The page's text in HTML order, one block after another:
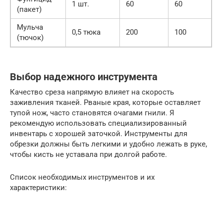
(пакет)
1 шт. 60 60
Мульча
(тючок)
0,5 тюка 200 100
Выбор надежного инструмента
Качество среза напрямую влияет на скорость
заживления тканей. Рваные края, которые оставляет
тупой нож, часто становятся очагами гнили. Я
рекомендую использовать специализированный
инвентарь с хорошей заточкой. Инструменты для
обрезки должны быть легкими и удобно лежать в руке,
чтобы кисть не уставала при долгой работе.
Список необходимых инструментов и их
характеристики: